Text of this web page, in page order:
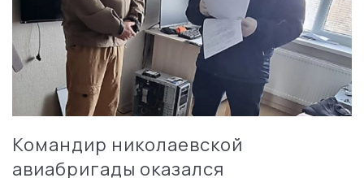
Командир николаевской
авиабригады оказался